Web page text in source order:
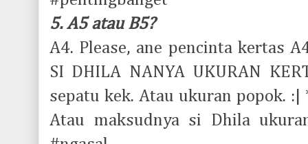
5. A5 atau B5?
A4. Please, ane pencinta kertas
SI DHILA NANYA UKURAN
sepatu kek. Atau ukuran popok.
Atau maksudnya si Dhila